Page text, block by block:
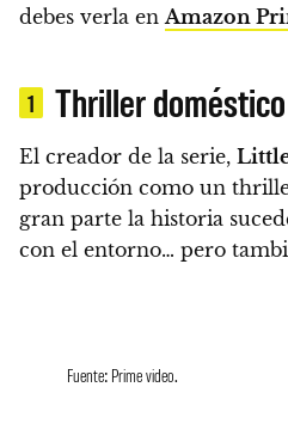
debes verla enAmazon
1 Thriller doméstico
El creador de la serie,
producción como un
gran parte la historia
con el entorno… pero
Fuente: Prime video.